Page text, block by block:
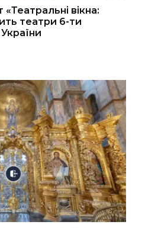
вікна:
театри 6-ти